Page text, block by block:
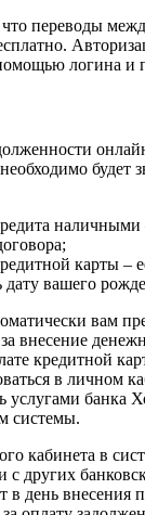
переводы
логина и
будет
наличными
карты –
дату вашего
вам
внесение
кредитной
в личном
услугами банка
системы.
кабинета в
с других
в день внесения